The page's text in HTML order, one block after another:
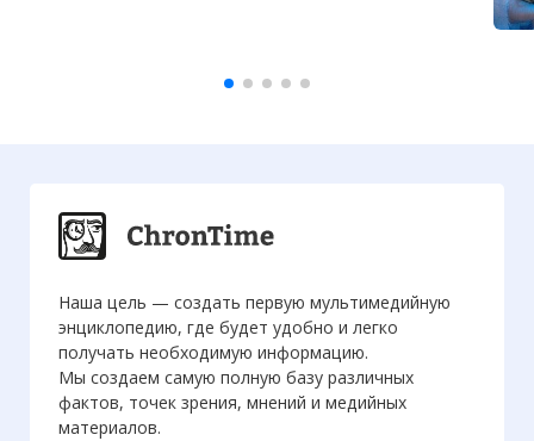
Наша цель — создать первую мультимедийную
энциклопедию, где будет удобно и легко
получать необходимую информацию.
Мы создаем самую полную базу различных
фактов, точек зрения, мнений и медийных
материалов.